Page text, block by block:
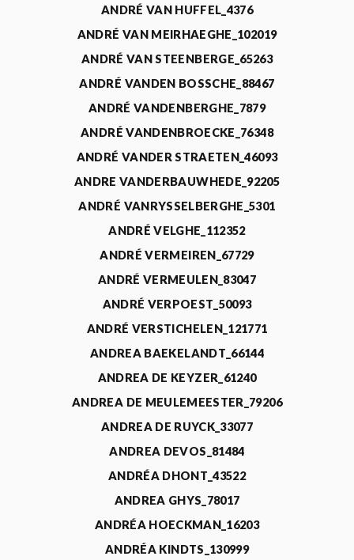
ANDRÉ VAN HUFFEL_4376
ANDRÉ VAN MEIRHAEGHE_102019
ANDRÉ VAN STEENBERGE_65263
ANDRÉ VANDEN BOSSCHE_88467
ANDRÉ VANDENBERGHE_7879
ANDRÉ VANDENBROECKE_76348
ANDRÉ VANDER STRAETEN_46093
ANDRE VANDERBAUWHEDE_92205
ANDRÉ VANRYSSELBERGHE_5301
ANDRÉ VELGHE_112352
ANDRÉ VERMEIREN_67729
ANDRÉ VERMEULEN_83047
ANDRÉ VERPOEST_50093
ANDRÉ VERSTICHELEN_121771
ANDREA BAEKELANDT_66144
ANDREA DE KEYZER_61240
ANDREA DE MEULEMEESTER_79206
ANDREA DE RUYCK_33077
ANDREA DEVOS_81484
ANDRÉA DHONT_43522
ANDREA GHYS_78017
ANDRÉA HOECKMAN_16203
ANDRÉA KINDTS_130999